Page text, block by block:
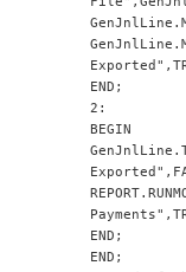
END;
2:
BEGIN
END;
END;